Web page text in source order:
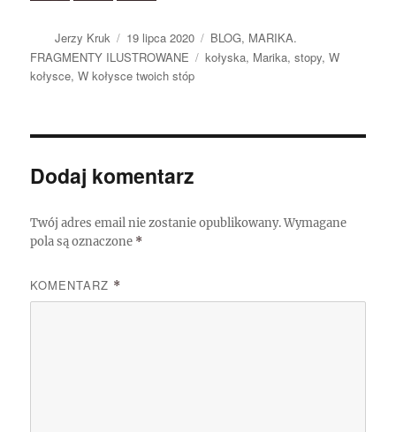
Autor
Jerzy Kruk
Data
publikacji
19 lipca 2020 Kategorie
BLOG, MARIKA.
FRAGMENTY ILUSTROWANE
Tagi
kołyska, Marika,stopy,W
kołysce,W kołysce twoich stóp
Dodaj komentarz
Twój adres email nie zostanie opublikowany. Wymagane
pola są oznaczone *
KOMENTARZ *